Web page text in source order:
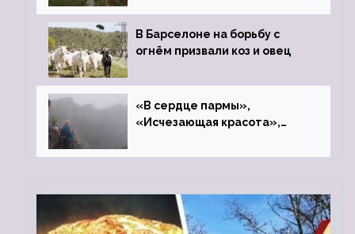
В Барселоне на борьбу с
огнём призвали коз и овец
«В сердце пармы»,
«Исчезающая красота»,